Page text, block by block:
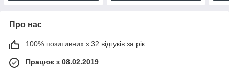
Про нас
100% позитивних з 32 відгуків за рік
Працює з 08.02.2019